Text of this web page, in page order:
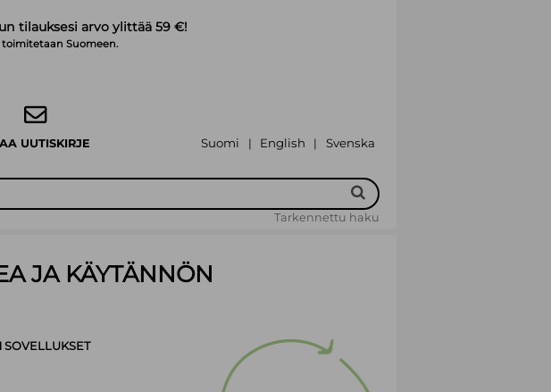
tilauksesi arvo ylittää 59 €!
toimitetaan Suomeen.
UUTISKIRJE Suomi | English | Svenska
Tarkennettu haku
JA KÄYTÄNNÖN
SOVELLUKSET